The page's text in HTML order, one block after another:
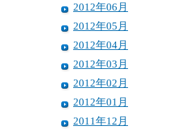
2012年06月
2012年05月
2012年04月
2012年03月
2012年02月
2012年01月
2011年12月